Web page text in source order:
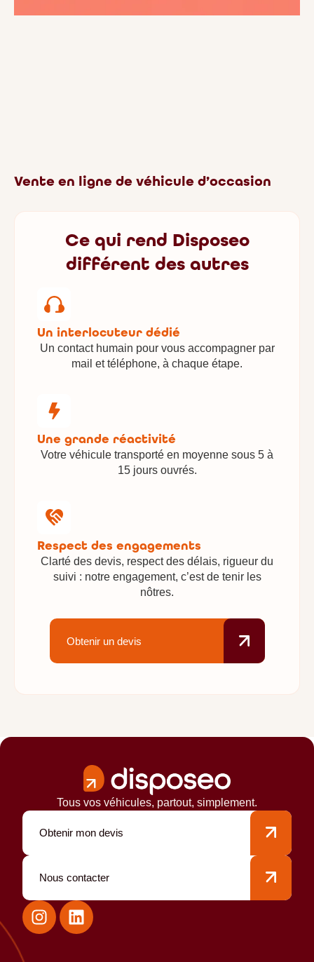
Vente en ligne de véhicule d’occasion
Ce qui rend Disposeo
différent des autres
Un interlocuteur dédié
Un contact humain pour vous accompagner par
mail et téléphone, à chaque étape.
Une grande réactivité
Votre véhicule transporté en moyenne sous 5 à
15 jours ouvrés.
Respect des engagements
Clarté des devis, respect des délais, rigueur du
suivi : notre engagement, c’est de tenir les
nôtres.
Obtenir un devis
Tous vos véhicules, partout, simplement.
Obtenir mon devis
Nous contacter